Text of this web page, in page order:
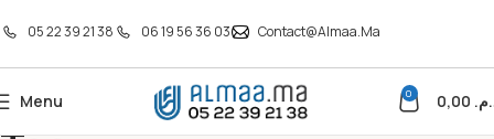
05 22 39 21 38 06 19 56 36 03 Contact@almaa.ma
Menu 0